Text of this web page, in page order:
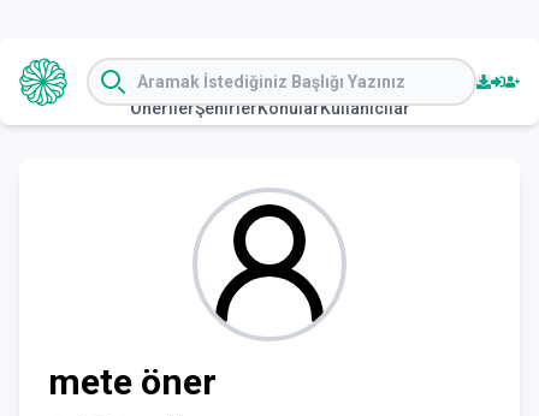
ÖnerilerŞehirlerKonularKullanıcılar
mete öner